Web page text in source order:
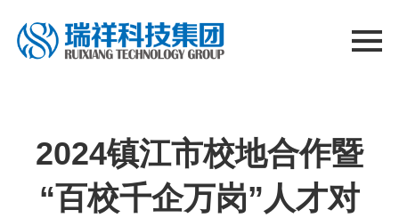
2024镇江市校地合作暨
“百校千企万岗”人才对